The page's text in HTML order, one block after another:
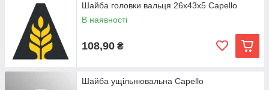
Шайба головки вальця 26х43х5 Capello
В наявності
108,90 ₴
Шайба ущільнювальна Capello